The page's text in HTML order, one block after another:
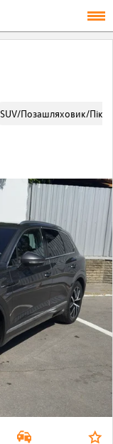
SUV/Позашляховик/Пікап